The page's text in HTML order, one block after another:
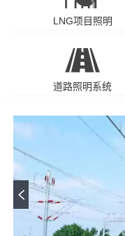
LNG项目照明
道路照明系统